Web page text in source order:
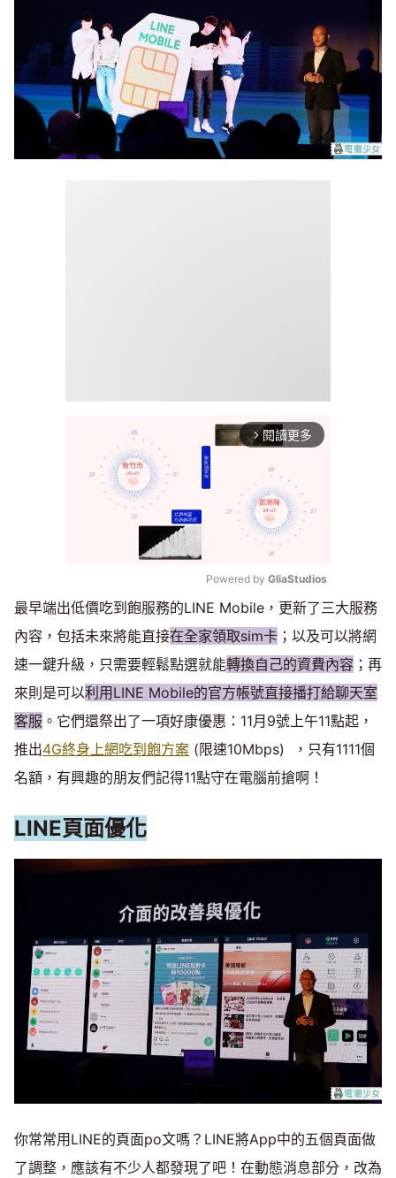
arrow_forward_ios 閱讀更多
Mute
Powered by GliaStudios
最早端出低價吃到飽服務的LINE Mobile，更新了三大服務
內容，包括未來將能直接在全家領取sim卡 ；以及可以將網
速一鍵升級，只需要輕鬆點選就能轉換自己的資費內容 ；再
來則是可以利用LINE Mobile的官方帳號直接播打給聊天室
客服 。它們還祭出了一項好康優惠：11月9號上午11點起，
推出4G終身上網吃到飽方案 (限速10Mbps) ，只有1111個
名額，有興趣的朋友們記得11點守在電腦前搶啊！
LINE頁面優化
你常常用LINE的頁面po文嗎？LINE將App中的五個頁面做
了調整，應該有不少人都發現了吧！在動態消息部分，改為